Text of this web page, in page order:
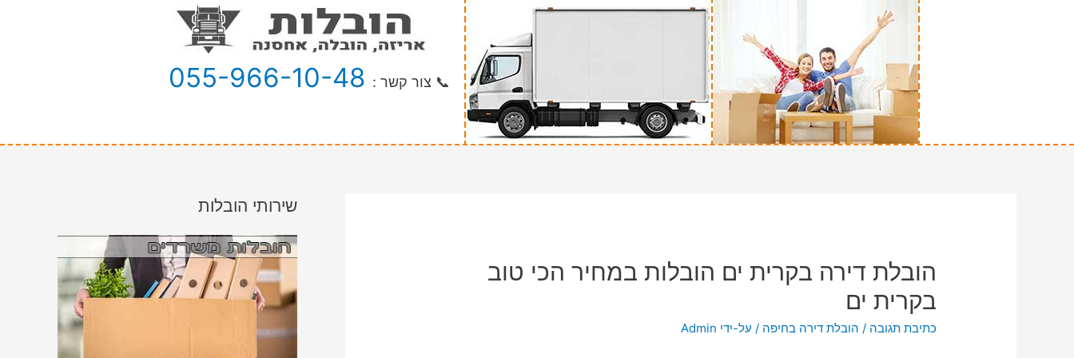
📞 צור קשר : 055-966-10-48
הובלת דירה בקרית ים הובלות במחיר הכי טוב
בקרית ים
כתיבת תגובה / הובלת דירה בחיפה / על-ידי Admin
שירותי הובלות